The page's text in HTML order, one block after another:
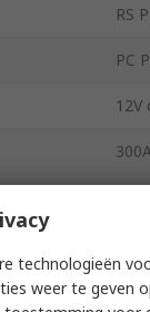
RS
PC
12V
technologieën
weer te geven